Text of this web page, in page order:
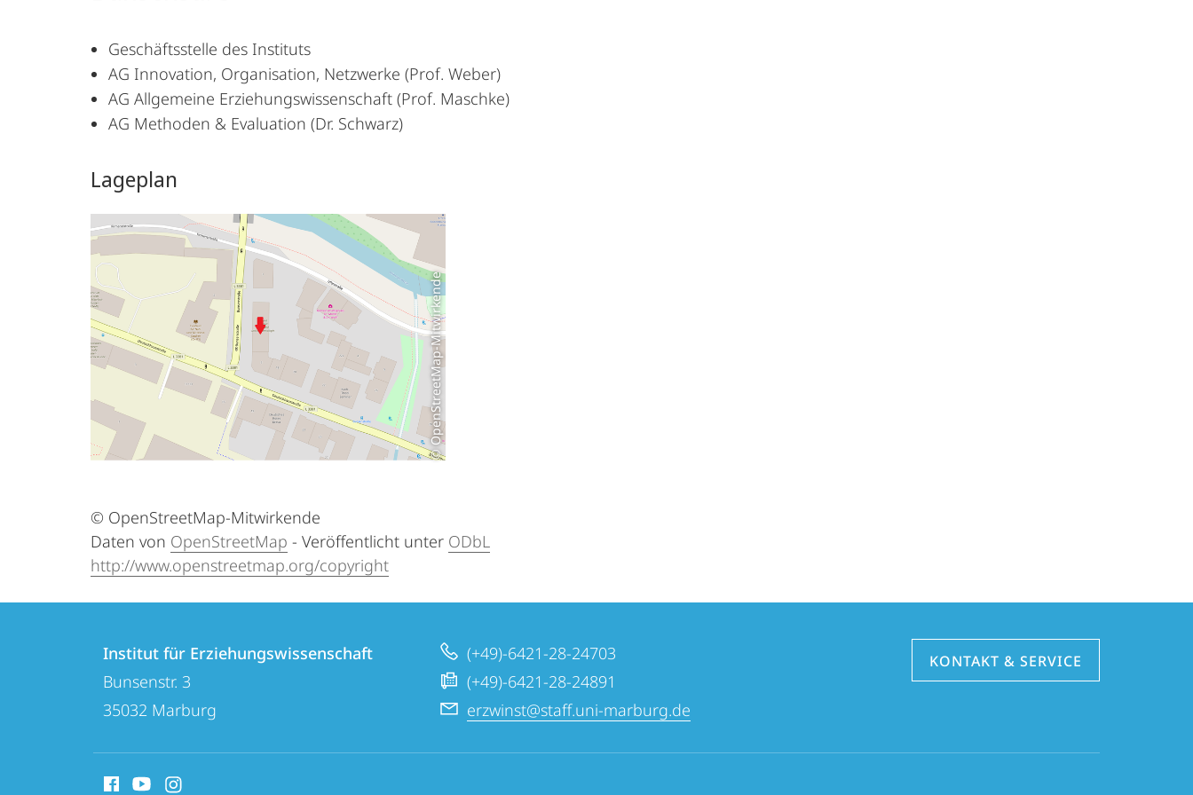
Geschäftsstelle des Instituts
AG Innovation, Organisation, Netzwerke (Prof. Weber)
AG Allgemeine Erziehungswissenschaft (Prof. Maschke)
AG Methoden & Evaluation (Dr. Schwarz)
Lageplan
© OpenStreetMap-Mitwirkende
© OpenStreetMap-Mitwirkende
Daten von OpenStreetMap - Veröffentlicht unter ODbL
http://www.openstreetmap.org/copyright
Informationen
Institut
für
Erziehungswissenschaft
Institut für Erziehungswissenschaft
Bunsenstr. 3
35032 Marburg
(+49)-6421-28-24703
(+49)-6421-28-24891
erzwinst@staff.uni-marburg.de
KONTAKT & SERVICE